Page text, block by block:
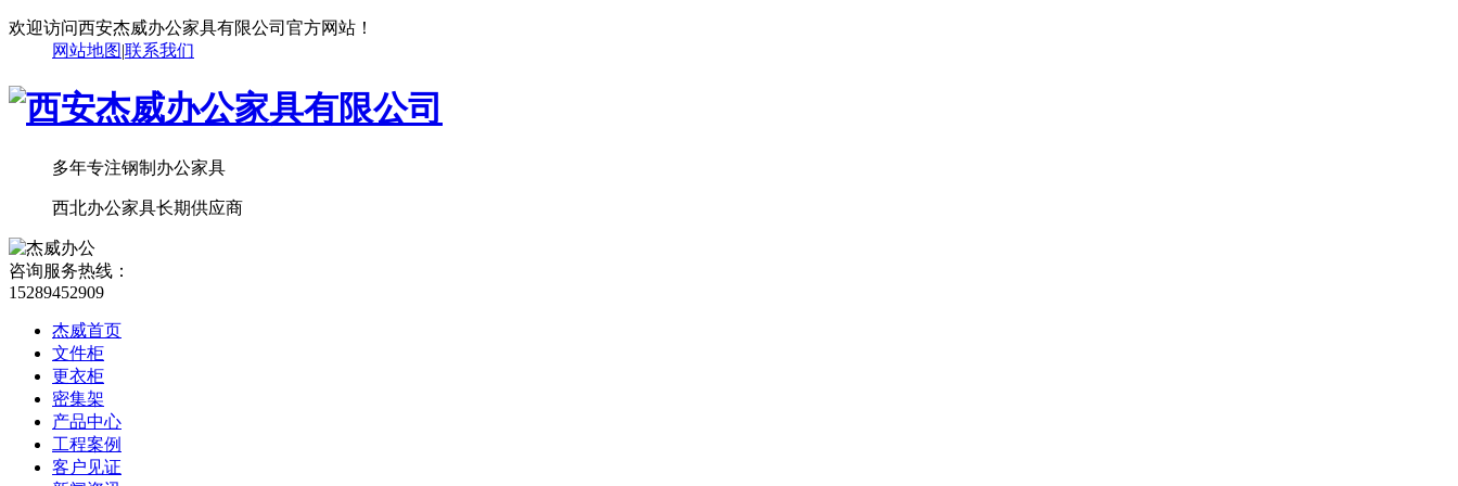
欢迎访问西安杰威办公家具有限公司官方网站！
网站地图|联系我们
多年专注钢制办公家具
西北办公家具长期供应商
咨询服务热线：
15289452909
杰威首页
文件柜
更衣柜
密集架
产品中心
工程案例
客户见证